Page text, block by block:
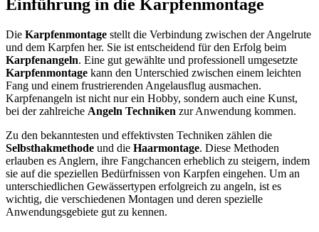
Einführung in die Karpfenmontage
Die Karpfenmontage stellt die Verbindung zwischen der Angelrute
und dem Karpfen her. Sie ist entscheidend für den Erfolg beim
Karpfenangeln. Eine gut gewählte und professionell umgesetzte
Karpfenmontage kann den Unterschied zwischen einem leichten
Fang und einem frustrierenden Angelausflug ausmachen.
Karpfenangeln ist nicht nur ein Hobby, sondern auch eine Kunst,
bei der zahlreiche Angeln Techniken zur Anwendung kommen.
Zu den bekanntesten und effektivsten Techniken zählen die
Selbsthakmethode und die Haarmontage. Diese Methoden
erlauben es Anglern, ihre Fangchancen erheblich zu steigern, indem
sie auf die speziellen Bedürfnissen von Karpfen eingehen. Um an
unterschiedlichen Gewässertypen erfolgreich zu angeln, ist es
wichtig, die verschiedenen Montagen und deren spezielle
Anwendungsgebiete gut zu kennen.